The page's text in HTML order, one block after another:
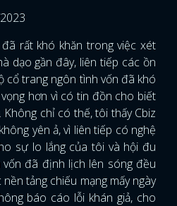
rất khó khăn trong việc xét
dạo gần đây, liên tiếp các ồn
cổ trang ngôn tình vốn đã khó
hơn vì có tin đồn cho biết
Không chỉ có thế, tôi thấy Cbiz
yên ả, vì liên tiếp có nghệ
sự lo lắng của tôi và hội đu
đã định lịch lên sóng đều
tảng chiếu mạng mấy ngày
báo cáo lỗi khán giả, cho